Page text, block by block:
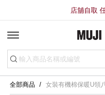
店舖自取
全部商品 女裝有機棉保暖U領